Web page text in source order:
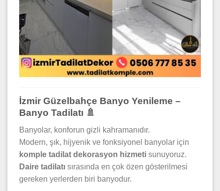
İzmir Güzelbahçe Banyo Yenileme –
Banyo Tadilatı 🚿
Banyolar, konforun gizli kahramanıdır.
Modern, şık, hijyenik ve fonksiyonel banyolar için
komple tadilat dekorasyon hizmeti sunuyoruz.
Daire tadilatı sırasında en çok özen gösterilmesi
gereken yerlerden biri banyodur.